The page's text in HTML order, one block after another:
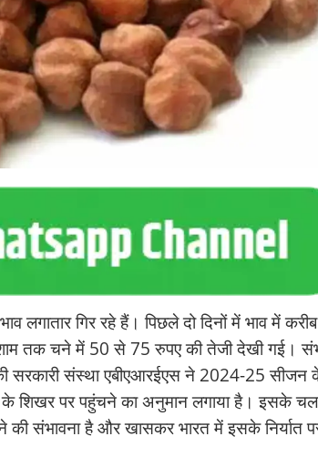
लगातार गिर रहे हैं। पिछले दो दिनों में भाव में करीब
शाम तक चने में 50 से 75 रुपए की तेजी देखी गई।
सरकारी संस्था एबीएआरईएस ने 2024-25 सीजन
शिखर पर पहुंचने का अनुमान लगाया है। इसके
संभावना है और खासकर भारत में इसके निर्यात